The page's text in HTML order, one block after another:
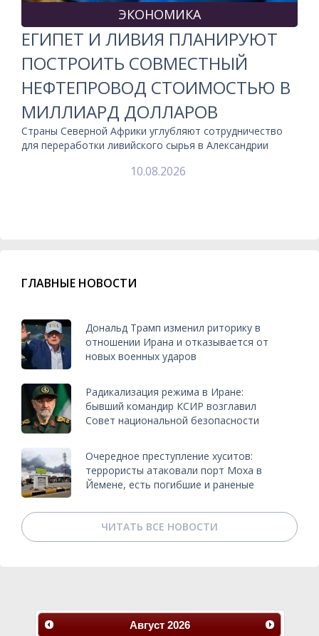
ЭКОНОМИКА
ЕГИПЕТ И ЛИВИЯ ПЛАНИРУЮТ
ПОСТРОИТЬ СОВМЕСТНЫЙ
НЕФТЕПРОВОД СТОИМОСТЬЮ В
МИЛЛИАРД ДОЛЛАРОВ
Страны Северной Африки углубляют сотрудничество
для переработки ливийского сырья в Александрии
10.08.2026
ГЛАВНЫЕ НОВОСТИ
Дональд Трамп изменил риторику в
отношении Ирана и отказывается от
новых военных ударов
Радикализация режима в Иране:
бывший командир КСИР возглавил
Совет национальной безопасности
Очередное преступление хуситов:
террористы атаковали порт Моха в
Йемене, есть погибшие и раненые
ЧИТАТЬ ВСЕ НОВОСТИ
Август 2026